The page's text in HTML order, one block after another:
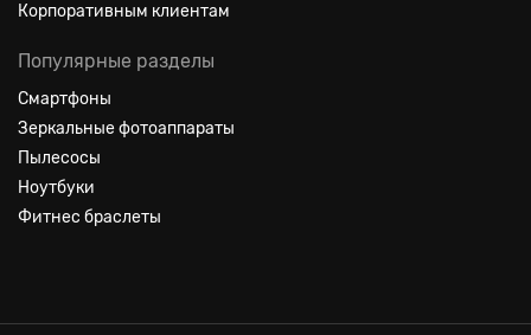
Корпоративным клиентам
Популярные разделы
Смартфоны
Зеркальные фотоаппараты
Пылесосы
Ноутбуки
Фитнес браслеты